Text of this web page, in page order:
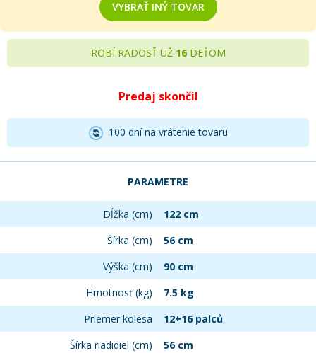
VYBRAŤ INÝ TOVAR
ROBÍ RADOSŤ UŽ 16DEŤOM
Predaj skončil
100 dní na vrátenie tovaru
PARAMETRE
Dĺžka (cm)
122 cm
Šírka (cm)
56 cm
Výška (cm)
90 cm
Hmotnosť (kg)
7.5 kg
Priemer kolesa
12+16 palců
Šírka riadidiel (cm)
56 cm